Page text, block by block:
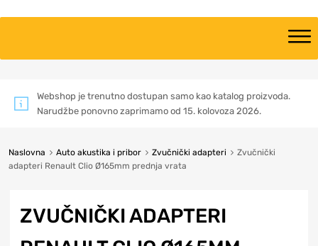
Webshop je trenutno dostupan samo kao katalog proizvoda.
Narudžbe ponovno zaprimamo od 15. kolovoza 2026.
Naslovna Auto akustika i pribor Zvučnički adapteri
Zvučnički
adapteri Renault Clio Ø165mm prednja vrata
ZVUČNIČKI ADAPTERI